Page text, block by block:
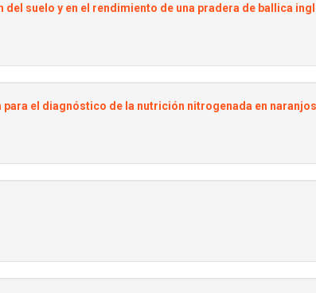
suelo y en el rendimiento de una pradera de ballica
el diagnóstico de la nutrición nitrogenada en naranjos